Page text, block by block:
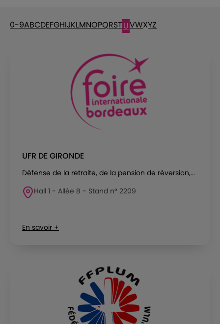
0-9ABCDEFGHIJKLMNOPQRSTUVWXYZ
UFR DE GIRONDE
Défense de la retraite, de la pension de réversion,...
Hall 1 - Allée B - Stand n° 2209
En savoir +